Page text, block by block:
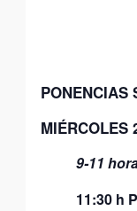
PONENCIAS
MIÉRCOLES
9-11
11:30 h